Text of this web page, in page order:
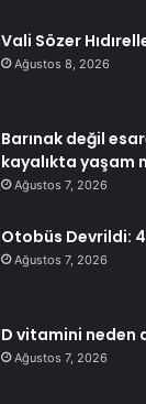
Vali Sözer
Ağustos 8, 2026
Barınak değil
kayalıkta yaşam
Ağustos 7, 2026
Otobüs Devrildi:
Ağustos 7, 2026
D vitamini neden
Ağustos 7, 2026